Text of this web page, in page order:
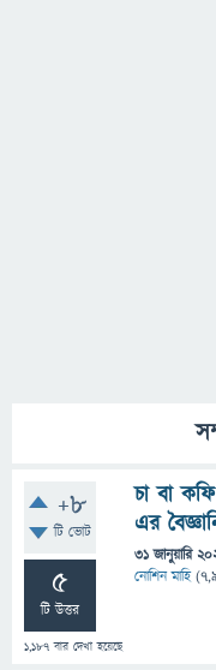
+8
টি ভোট
5
টি উত্তর
1,187 বার দেখা হয়েছে
চা বা
এর
31 জানুয়ারি
নোশিন মাহি (